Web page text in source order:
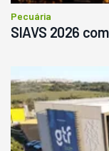
Pecuária
SIAVS 2026